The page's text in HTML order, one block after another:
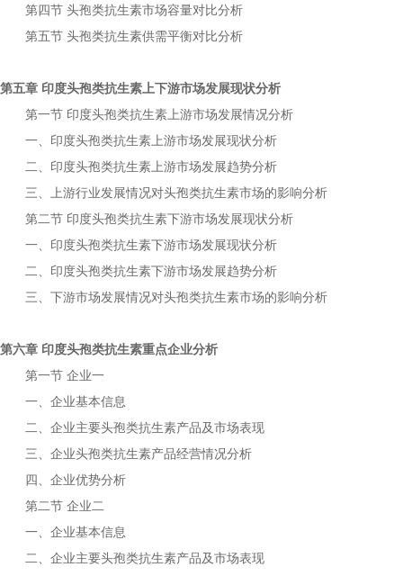
第四节 头孢类抗生素市场容量对比分析
第五节 头孢类抗生素供需平衡对比分析
第五章 印度头孢类抗生素 上下游市场发展现状分析
第一节 印度头孢类抗生素 上游市场发展情况分析
一、 印度头孢类抗生素 上游市场发展现状分析
二、 印度头孢类抗生素 上游市场发展趋势分析
三、上游行业发展情况对头孢类抗生素市场的影响分析
第二节 印度头孢类抗生素下游市场发展现状分析
一、 印度头孢类抗生素下游市场发展现状分析
二、 印度头孢类抗生素下游市场发展趋势分析
三、下游市场发展情况对头孢类抗生素市场的影响分析
第六章 印度头孢类抗生素重点企业分析
第一节 企业一
一、企业基本信息
二、企业主要头孢类抗生素产品及市场表现
三、企业头孢类抗生素产品经营情况分析
四、企业优势分析
第二节 企业二
一、企业基本信息
二、企业主要头孢类抗生素产品及市场表现